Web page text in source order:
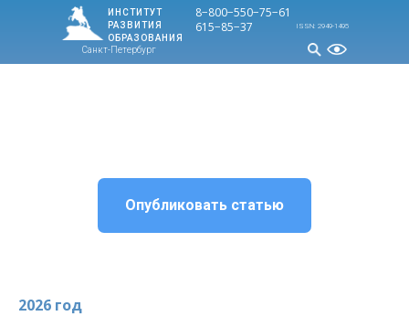
8−800−550−75−61
ИНСТИТУТ
РАЗВИТИЯ
ОБРАЗОВАНИЯ
Санкт-Петербург
615−85−37 ISSN: 2949-1495
Опубликовать статью
2026 год